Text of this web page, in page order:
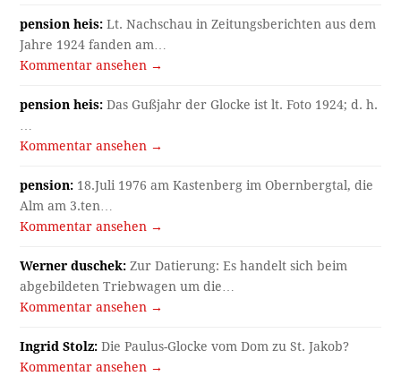
pension heis: Lt. Nachschau in Zeitungsberichten aus dem
Jahre 1924 fanden am…
Kommentar ansehen →
pension heis: Das Gußjahr der Glocke ist lt. Foto 1924; d. h.
Kommentar ansehen →
pension: 18.Juli 1976 am Kastenberg im Obernbergtal, die
Alm am 3.ten…
Kommentar ansehen →
Werner duschek: Zur Datierung: Es handelt sich beim
abgebildeten Triebwagen um die…
Kommentar ansehen →
Ingrid Stolz: Die Paulus-Glocke vom Dom zu St. Jakob?
Kommentar ansehen →